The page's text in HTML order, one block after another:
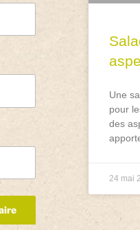
Une
pour
des
24 mai